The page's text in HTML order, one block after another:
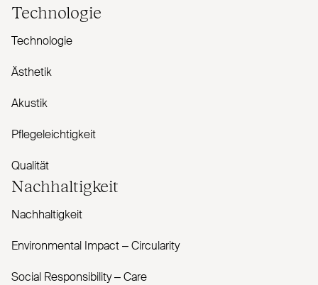
Technologie
Technologie
Ästhetik
Akustik
Pflegeleichtigkeit
Qualität
Nachhaltigkeit
Nachhaltigkeit
Envi­ronmental Impact – Cir­cularity
Social Responsibility – Care